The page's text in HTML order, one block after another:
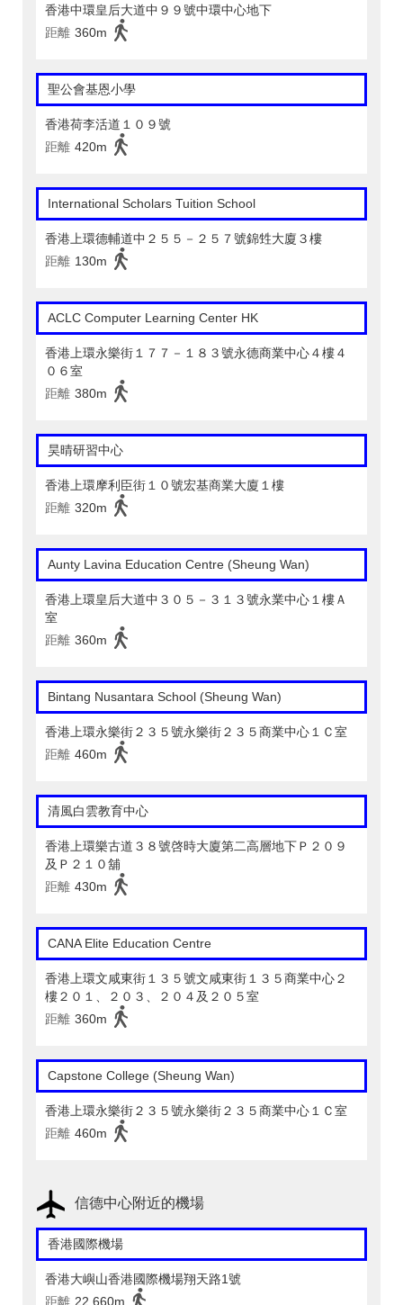
香港中環皇后大道中９９號中環中心地下
距離 360m
聖公會基恩小學
香港荷李活道１０９號
距離 420m
International Scholars Tuition School
香港上環德輔道中２５５－２５７號錦甡大廈３樓
距離 130m
ACLC Computer Learning Center HK
香港上環永樂街１７７－１８３號永德商業中心４樓４
０６室
距離 380m
昊晴研習中心
香港上環摩利臣街１０號宏基商業大廈１樓
距離 320m
Aunty Lavina Education Centre (Sheung Wan)
香港上環皇后大道中３０５－３１３號永業中心１樓Ａ
室
距離 360m
Bintang Nusantara School (Sheung Wan)
香港上環永樂街２３５號永樂街２３５商業中心１Ｃ室
距離 460m
清風白雲教育中心
香港上環樂古道３８號啓時大廈第二高層地下Ｐ２０９
及Ｐ２１０舖
距離 430m
CANA Elite Education Centre
香港上環文咸東街１３５號文咸東街１３５商業中心２
樓２０１、２０３、２０４及２０５室
距離 360m
Capstone College (Sheung Wan)
香港上環永樂街２３５號永樂街２３５商業中心１Ｃ室
距離 460m
信德中心附近的機場
香港國際機場
香港大嶼山香港國際機場翔天路1號
距離 22,660m